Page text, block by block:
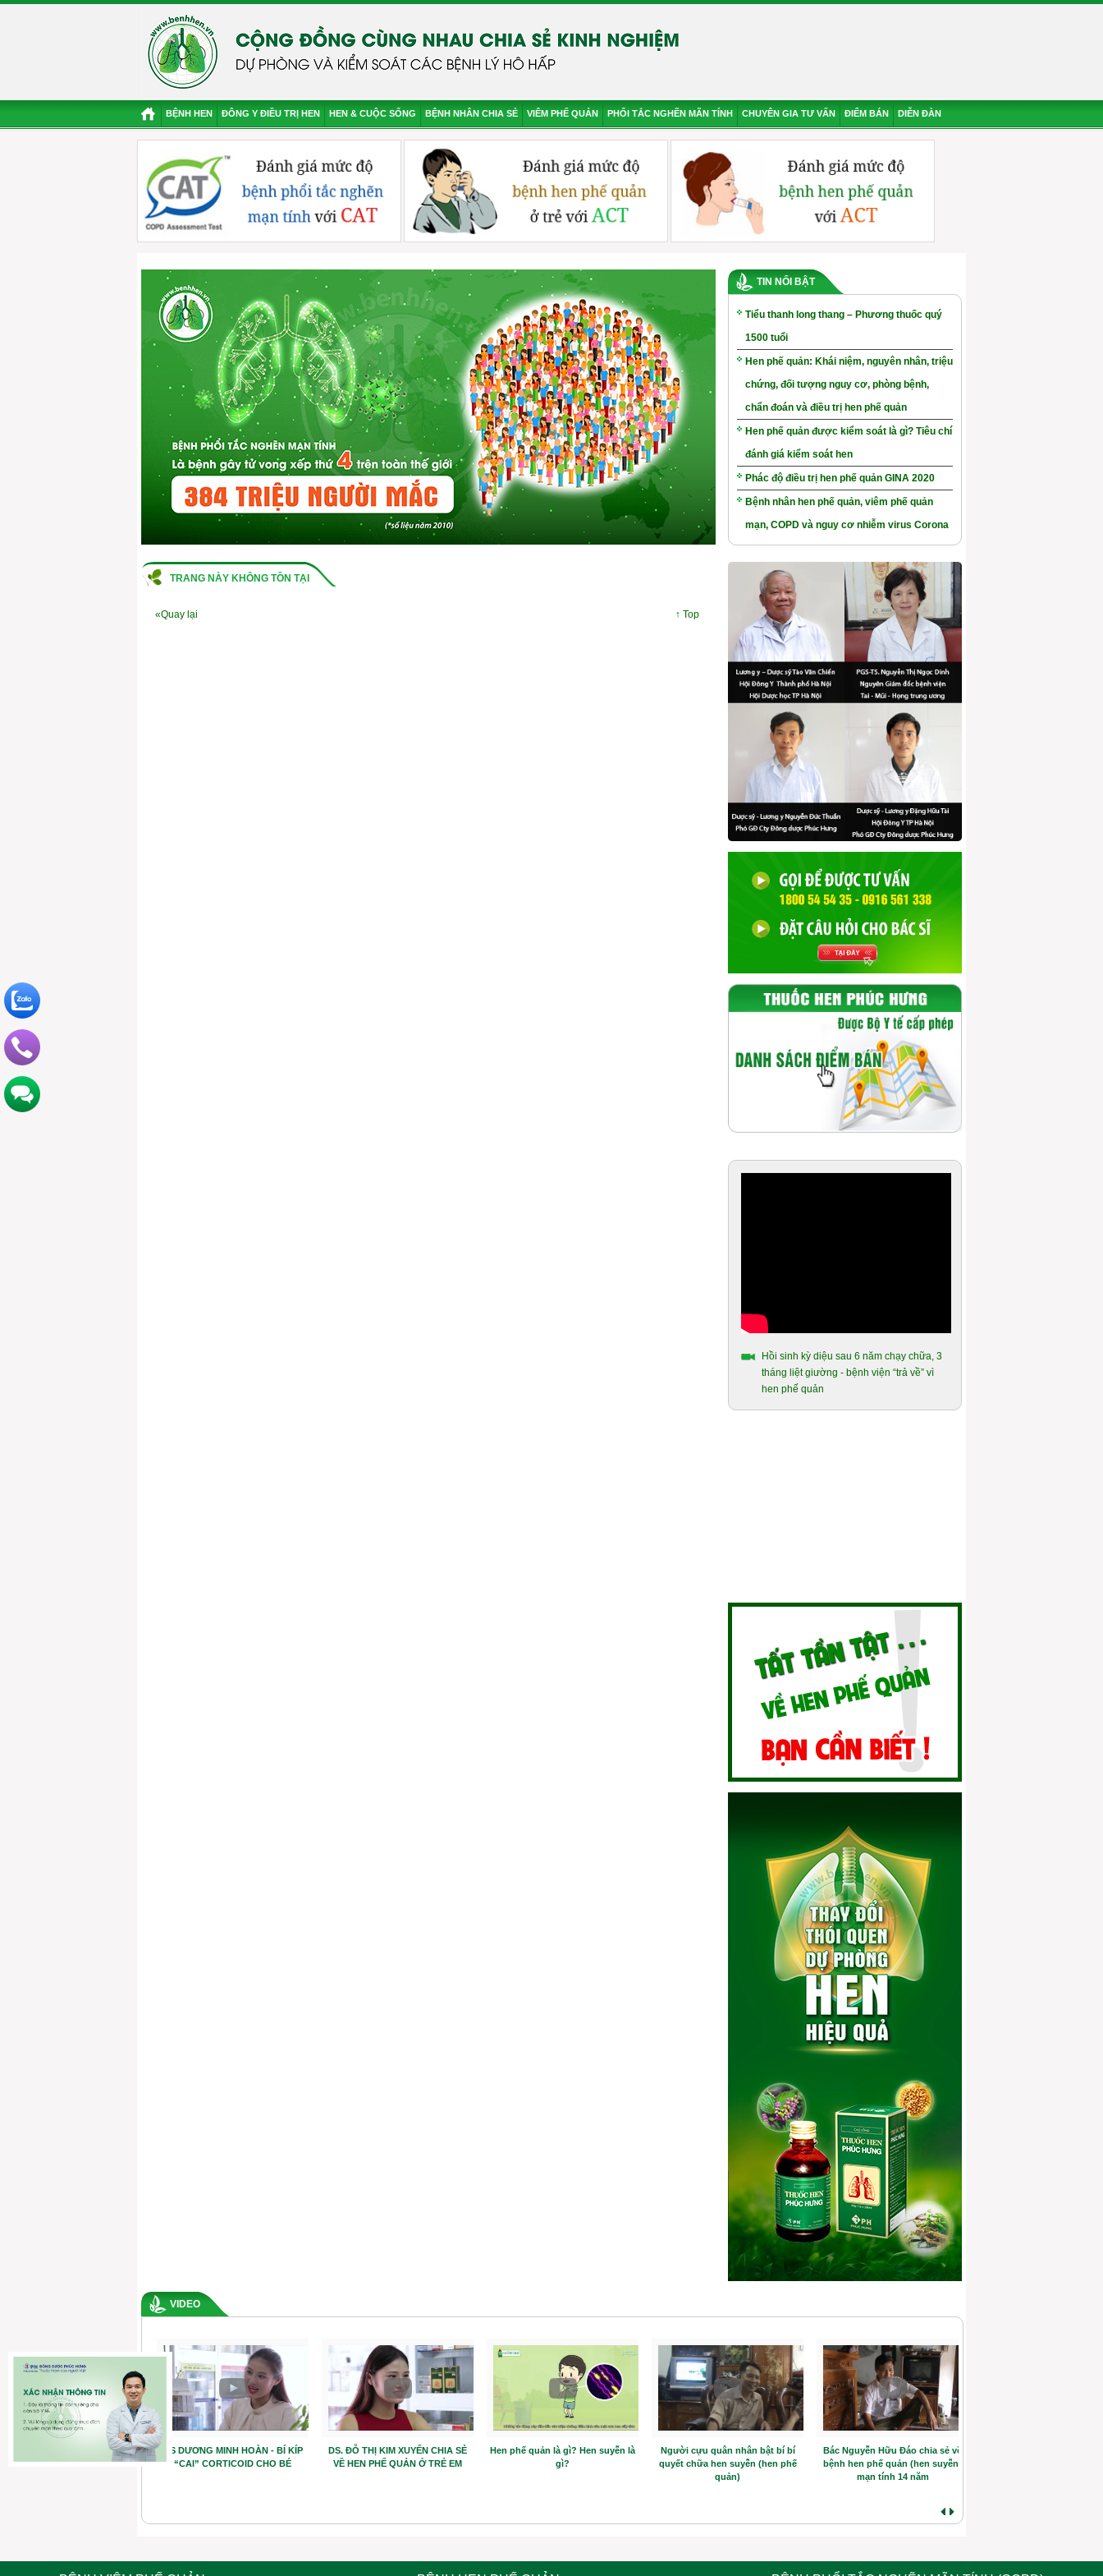
BỆNH HEN ĐÔNG Y ĐIỀU TRỊ HEN HEN & CUỘC SỐNG BỆNH NHÂN CHIA SẺ VIÊM PHẾ QUẢN PHỔI TẮC NGHẼN MÃN TÍNH CHUYÊN GIA TƯ VẤN ĐIỂM BÁN DIỄN ĐÀN
TIN NỔI BẬT
Tiểu thanh long thang – Phương thuốc quý
1500 tuổi
Hen phế quản: Khái niệm, nguyên nhân, triệu
chứng, đối tượng nguy cơ, phòng bệnh,
chẩn đoán và điều trị hen phế quản
Hen phế quản được kiểm soát là gì? Tiêu chí
đánh giá kiểm soát hen
Phác độ điều trị hen phế quản GINA 2020
Bệnh nhân hen phế quản, viêm phế quản
mạn, COPD và nguy cơ nhiễm virus Corona
TRANG NÀY KHÔNG TỒN TẠI
«Quay lại ↑ Top
Hồi sinh kỳ diệu sau 6 năm chạy chữa, 3
tháng liệt giường - bệnh viện “trả về” vì
hen phế quản
hen
Điều trị dự phòng hen phế quản bằng
thuốc hen thảo dược
Xử lý cơn cấp tính đúng cách
Sai lầm trong điều trị hen phế quản
Hen phế quản và nỗi lo tác dụng phụ của
Kết hợp điều trị hen phế quản theo Đông
y & Tây y
VIDEO
Anh Trần Ngọc Lưu chia sẻ về
cuộc chiến tưởng chừng tuyệt
DS DƯƠNG MINH HOÀN - BÍ KÍP
“CAI” CORTICOID CHO BÉ
DS. ĐỖ THỊ KIM XUYẾN CHIA SẺ
VỀ HEN PHẾ QUẢN Ở TRẺ EM
Hen phế quản là gì? Hen suyễn là
gì?
Người cựu quân nhân bật bí bí
quyết chữa hen suyễn (hen phế
quản)
Bác Nguyễn Hữu Đáo chia sẻ về
bệnh hen phế quản (hen suyễn)
mạn tính 14 năm